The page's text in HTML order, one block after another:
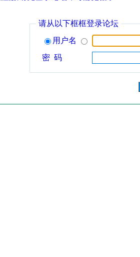
请从以下框框登录论坛
用户名
密 码